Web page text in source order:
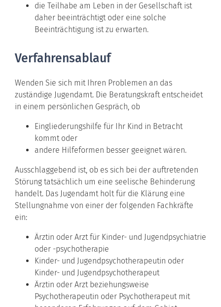
die Teilhabe am Leben in der Gesellschaft ist
daher beeinträchtigt oder eine solche
Beeinträchtigung ist zu erwarten.
Verfahrensablauf
Wenden Sie sich mit Ihren Problemen an das
zuständige Jugendamt. Die Beratungskraft entscheidet
in einem persönlichen Gespräch, ob
Eingliederungshilfe für Ihr Kind in Betracht
kommt oder
andere Hilfeformen besser geeignet wären.
Ausschlaggebend ist, ob es sich bei der auftretenden
Störung tatsächlich um eine seelische Behinderung
handelt. Das Jugendamt holt für die Klärung eine
Stellungnahme von einer der folgenden Fachkräfte
ein:
Ärztin oder Arzt für Kinder- und Jugendpsychiatrie
oder -psychotherapie
Kinder- und Jugendpsychotherapeutin oder
Kinder- und Jugendpsychotherapeut
Ärztin oder Arzt beziehungsweise
Psychotherapeutin oder Psychotherapeut mit